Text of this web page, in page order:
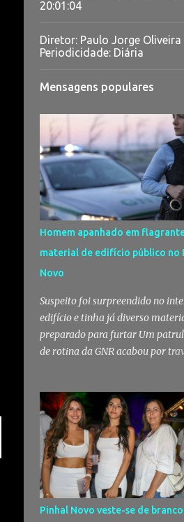
20:01:05
Diretor: Paulo Jorge Oliveira
Periodicidade: Diária
Mensagens populares
Homem apanhado em
material de edifício público no
Novo
Suspeito foi surpreendido no
edifício e tinha já diverso
preparado para furtar Um
de rotina da GNR acabou por
em flagrante delito no interior
edifício público quando
preparava para retirar diverso
acabando detido pelos militares
Patrulhamento da GNR termina
detenção por furto A detenção
dia 4 de Agosto, - mas divulgada
quinta-feira - numa ação
Pinhal Novo veste-se de